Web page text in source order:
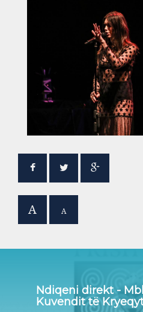
A A
Ndiqeni direkt -
Kuvendit të